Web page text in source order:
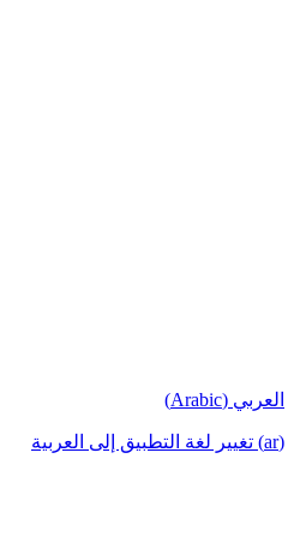
العربي (Arabic)
(ar) تغيير لغة التطبيق إلى العربية